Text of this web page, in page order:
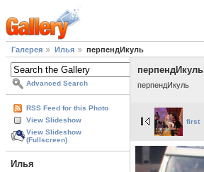
Галерея Илья перпендИкуль
Advanced Search
RSS Feed for this Photo
View Slideshow
View Slideshow
(Fullscreen)
Илья
перпендИкуль
перпендИкуль
first